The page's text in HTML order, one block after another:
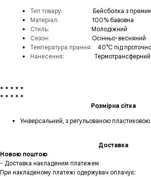
Тип товару:
Бейсболка з
Матеріал:
100% бавовна
Стиль:
Молодіжний
Сезон:
Осінньо-весняний
Температура прання:
40°C під
Нанесення:
* * * * *
* * * * *
Розмірна сітка
Універсальний, з регульованою пластиковою
Доставка
Новою поштою
- Доставка накладеним платежем
При накладеному платежі одержувач оплачує: